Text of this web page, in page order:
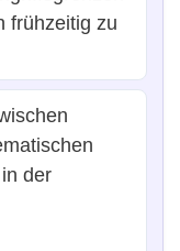
frühzeitig zu
der